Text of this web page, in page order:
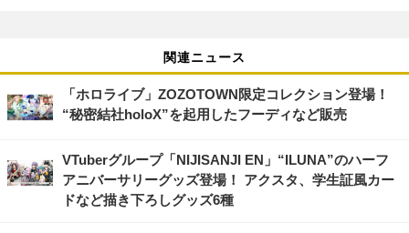
関連ニュース
「ホロライブ」ZOZOTOWN限定コレクション登場！
“秘密結社holoX”を起用したフーディなど販売
VTuberグループ「NIJISANJI EN」“ILUNA”のハーフ
アニバーサリーグッズ登場！ アクスタ、学生証風カー
ドなど描き下ろしグッズ6種